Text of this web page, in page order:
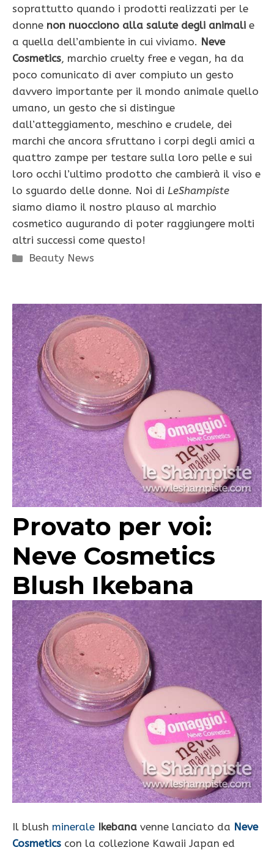
soprattutto quando i prodotti realizzati per le
donne non nuocciono alla salute degli animali e
a quella dell’ambiente in cui viviamo. Neve
Cosmetics, marchio cruelty free e vegan, ha da
poco comunicato di aver compiuto un gesto
davvero importante per il mondo animale quello
umano, un gesto che si distingue
dall’atteggiamento, meschino e crudele, dei
marchi che ancora sfruttano i corpi degli amici a
quattro zampe per testare sulla loro pelle e sui
loro occhi l’ultimo prodotto che cambierà il viso e
lo sguardo delle donne. Noi di LeShampiste
siamo diamo il nostro plauso al marchio
cosmetico augurando di poter raggiungere molti
altri successi come questo!
Categorie
Beauty News
Provato per voi:
Neve Cosmetics
Blush Ikebana
Il blush minerale Ikebana venne lanciato da Neve
Cosmetics con la collezione Kawaii Japan ed